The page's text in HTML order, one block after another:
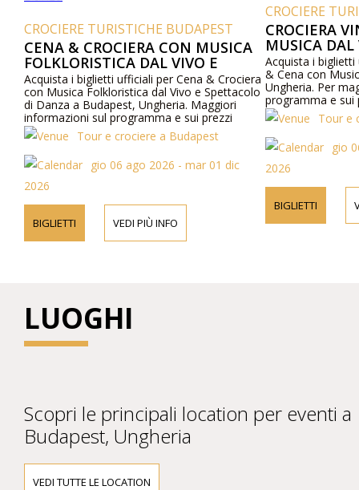
CROCIERE TURISTICHE BUDAPEST
CENA & CROCIERA CON MUSICA
FOLKLORISTICA DAL VIVO E
SPETTACOLO DI DANZA
Acquista i biglietti ufficiali per Cena & Crociera
con Musica Folkloristica dal Vivo e Spettacolo
di Danza a Budapest, Ungheria. Maggiori
informazioni sul programma e sui prezzi
online e telefonicamente.
Tour e crociere a Budapest
gio 06 ago 2026 - mar 01 dic
2026
BIGLIETTI VEDI PIÙ INFO
CROCIERE
CROCIERA
MUSICA DAL
Acquista i biglietti
& Cena con
Ungheria. Per
programma e sui
web o contattaci
Tour e
gio
2026
BIGLIETTI
LUOGHI
Scopri le principali location per eventi a
Budapest, Ungheria
VEDI TUTTE LE LOCATION